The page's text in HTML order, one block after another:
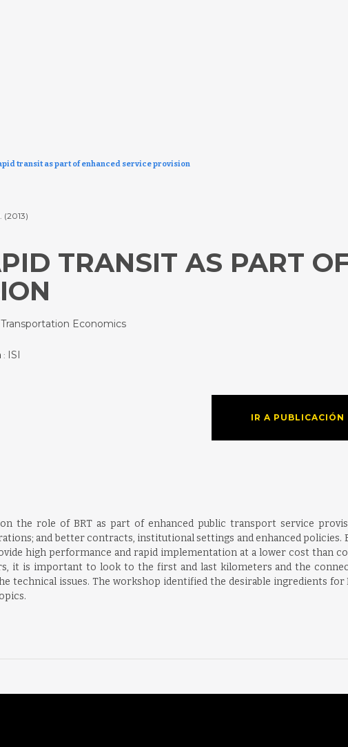
transit as part of enhanced service provision
(2013)
TRANSIT AS PART
Economics
: ISI
IR A PUBLICACIÓN
the role of BRT as part of enhanced public transport service
and better contracts, institutional settings and enhanced
high performance and rapid implementation at a lower cost than
it is important to look to the first and last kilometers and the
technical issues. The workshop identified the desirable ingredients